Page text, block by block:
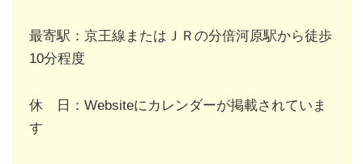
最寄駅：京王線またはＪＲの分倍河原駅から徒歩
10分程度
休 日：Websiteにカレンダーが掲載されていま
す